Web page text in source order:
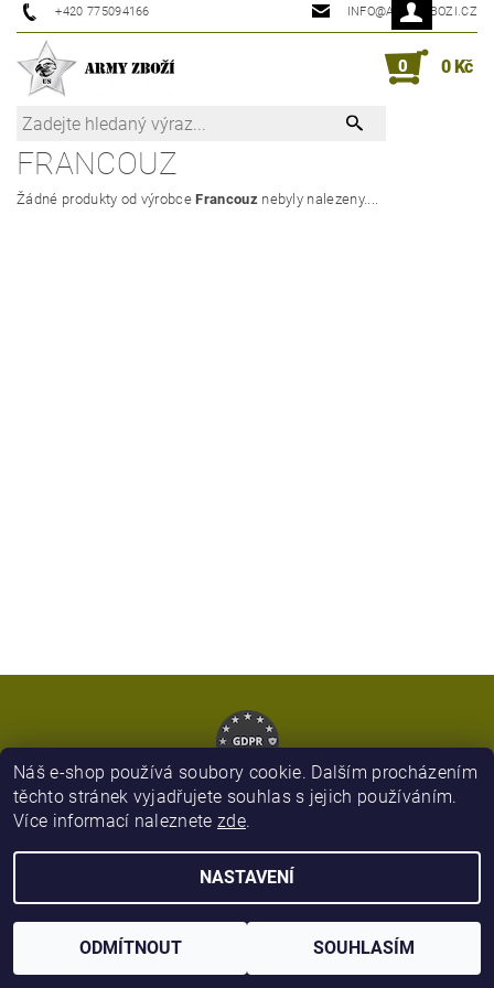
+420 775094166 INFO@ARMYZBOZI.CZ
0 0 Kč
FRANCOUZ
Žádné produkty od výrobceFrancouznebyly nalezeny....
Vytvořil Shoptet
Náš e-shop používá soubory cookie. Dalším procházením
těchto stránek vyjadřujete souhlas s jejich používáním.
Více informací naleznetezde.
NASTAVENÍ
ODMÍTNOUT SOUHLASÍM